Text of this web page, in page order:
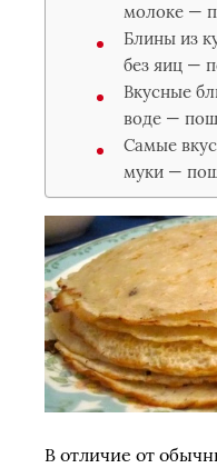
молоке —
Блины из
без яиц —
Вкусные
воде —
Самые
муки —
В отличие от